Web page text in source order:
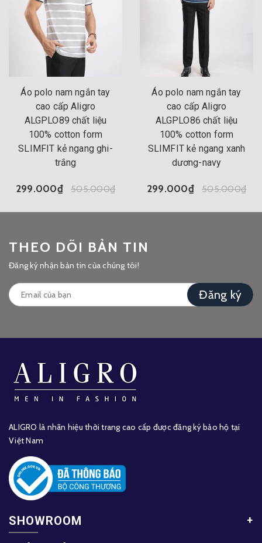
Áo polo nam ngắn tay
cao cấp Aligro
ALGPLO89 chất liệu
100% cotton form
SLIMFIT kẻ ngang ghi-
trắng
299.000₫ 505.000₫
Áo polo nam ngắn tay
cao cấp Aligro
ALGPLO86 chất liệu
100% cotton form
SLIMFIT kẻ ngang xanh
dương-navy
299.000₫ 505.000₫
THEO DÕI BẢN TIN
Đăng ký nhận bản tin của chúng tôi!
Đăng ký
ALIGRO là nhãn hiệu thời trang cao cấp được đăng ký bảo hộ tại
Việt Nam
SHOWROOM